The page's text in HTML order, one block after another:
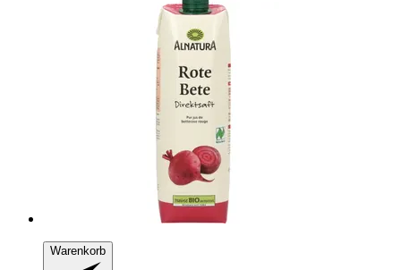
Warenkorb